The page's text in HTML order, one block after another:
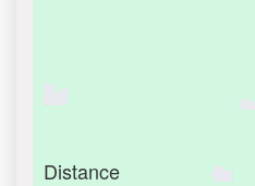
Distance